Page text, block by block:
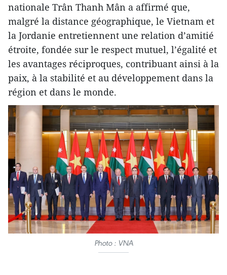
nationale Trân Thanh Mân a affirmé que,
malgré la distance géographique, le Vietnam et
la Jordanie entretiennent une relation d’amitié
étroite, fondée sur le respect mutuel, l’égalité et
les avantages réciproques, contribuant ainsi à la
paix, à la stabilité et au développement dans la
région et dans le monde.
Photo : VNA